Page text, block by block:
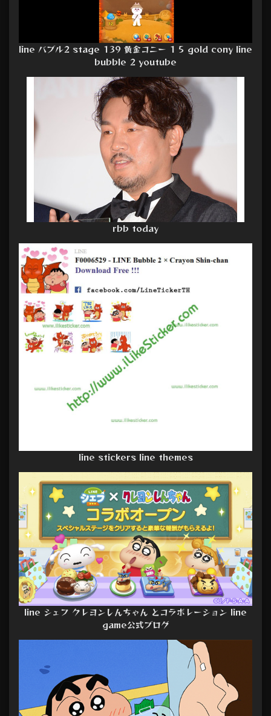
line バブル2 stage 139 黄金コニー 1 5 gold cony line
bubble 2 youtube
rbb today
line stickers line themes
line シェフ クレヨンしんちゃん とコラボレーション line
game公式ブログ